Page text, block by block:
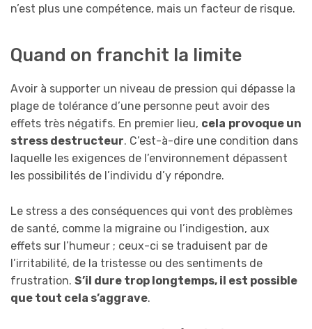
n’est plus une compétence, mais un facteur de risque.
Quand on franchit la limite
Avoir à supporter un niveau de pression qui dépasse la
plage de tolérance d’une personne peut avoir des
effets très négatifs. En premier lieu, cela provoque un
stress destructeur. C’est-à-dire une condition dans
laquelle les exigences de l’environnement dépassent
les possibilités de l’individu d’y répondre.
Le stress a des conséquences qui vont des problèmes
de santé, comme la migraine ou l’indigestion, aux
effets sur l’humeur ; ceux-ci se traduisent par de
l’irritabilité, de la tristesse ou des sentiments de
frustration. S’il dure trop longtemps, il est possible
que tout cela s’aggrave.